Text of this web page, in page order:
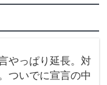
やっぱり延長。対
ついでに宣言の中